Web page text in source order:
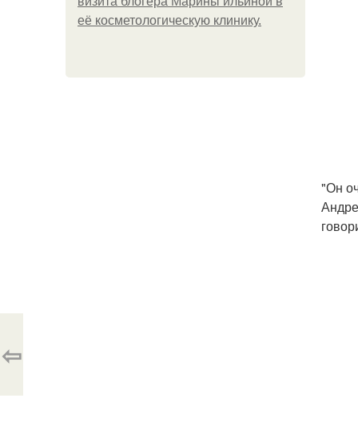
её косметологическую клинику.
"Он
⇦